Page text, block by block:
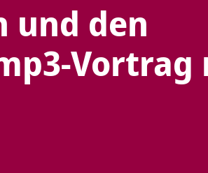
und den
Vortrag